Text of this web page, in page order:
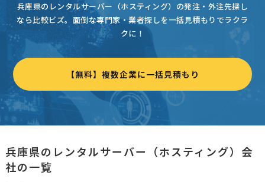
兵庫県のレンタルサーバー（ホスティング）の発注・外注先探し
なら比較ビズ。面倒な専門家・業者探しを一括見積もりでラクラ
クに！
【無料】複数企業に一括見積もり
兵庫県のレンタルサーバー（ホスティング）会
社の一覧